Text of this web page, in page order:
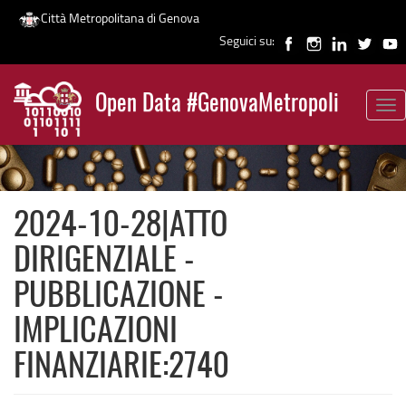
Salta
contenuto
principale
Città Metropolitana di Genova
Seguici su:
Open Data #GenovaMetropoli
News
2024-10-28|ATTO
DIRIGENZIALE -
PUBBLICAZIONE -
IMPLICAZIONI
FINANZIARIE:2740